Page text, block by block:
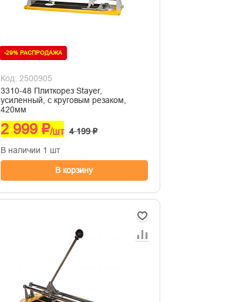
-29% РАСПРОДАЖА
Код: 2500905
3310-48 Плиткорез Stayer,
усиленный, с круговым резаком,
420мм
2 999 ₽/шт 4 199 ₽
В наличии 1 шт
В корзину